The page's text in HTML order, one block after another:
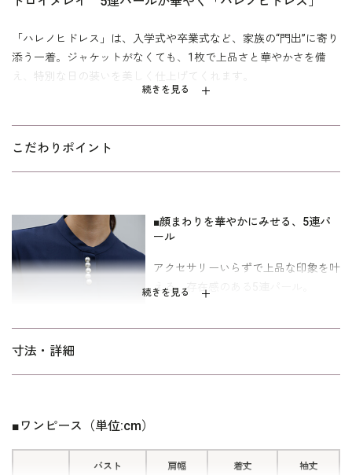
続きを見る
「ハレノヒドレス」は、入学式や卒業式など、家族の“門出”に寄り
添う一着。ジャケットがなくても、1枚で上品さと華やかさを備
え、特別な日の装いを美しく仕上げてくれます。
明るく上品に。程よいゆとりがありながら、縦長ラインが自然と
すっきり見せてくれるシルエットです。
丈もポイントです。
入学式や卒業式などのセレモニーはもちろん、結婚式のお呼ばれ
特別な日の装いにもおすすめ。日常にも寄り添う、品よく華
ぐ一着です。寸法はキャリア向けの標準パターン。
こだわりポイント
続きを見る
■顔まわりを華やかにみせる、5連パ
ール
アクセサリーいらずで上品な印象を叶
える、存在感のある5連パール。
寸法・詳細
■ワンピース（単位:cm）
バスト 肩幅 着丈 袖丈